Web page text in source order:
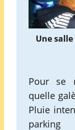
Une
Pour se
quelle
Pluie